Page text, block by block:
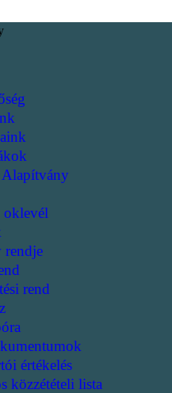
Alapítvány
rendje
rend
értékelés
közzétételi lista